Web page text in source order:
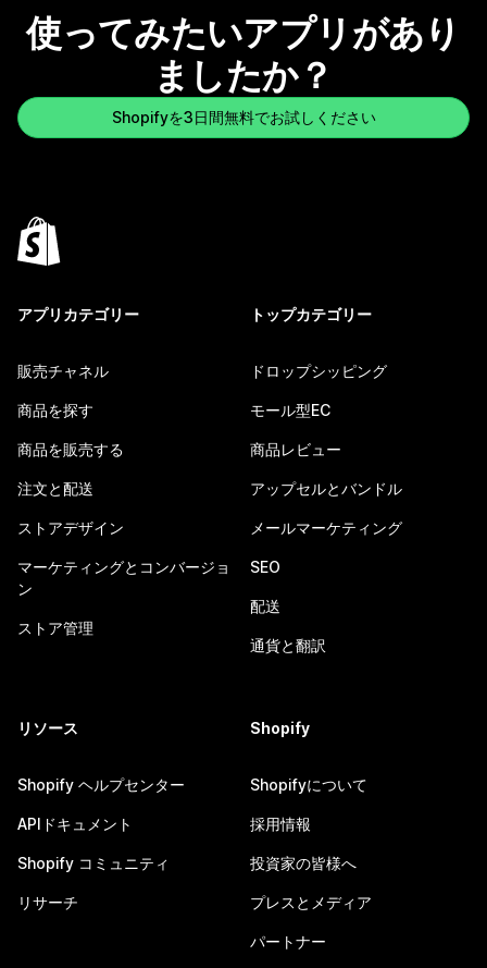
使ってみたいアプリがあり
ましたか？
Shopifyを3日間無料でお試しください
アプリカテゴリー
販売チャネル
商品を探す
商品を販売する
注文と配送
ストアデザイン
マーケティングとコンバージョ
ン
ストア管理
トップカテゴリー
ドロップシッピング
モール型EC
商品レビュー
アップセルとバンドル
メールマーケティング
SEO
配送
通貨と翻訳
リソース
Shopify ヘルプセンター
APIドキュメント
Shopify コミュニティ
リサーチ
Shopify
Shopifyについて
採用情報
投資家の皆様へ
プレスとメディア
パートナー